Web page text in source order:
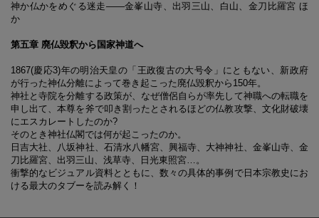
神か仏かをめぐる迷走――金峯山寺、出羽三山、白山、金刀比羅宮 ほ
か
第五章 廃仏毀釈から国家神道へ
1867(慶応3)年の明治天皇の「王政復古の大号令」にともない、新政府
が行った神仏分離によって巻き起こった廃仏毀釈から150年。
神社と寺院を分離する政策が、なぜ僧侶自らが率先して神職への転職を
申し出て、本尊を斧で叩き割ったとされるほどの仏教攻撃、文化財破壊
にエスカレートしたのか?
そのとき神社仏閣では何が起こったのか。
日吉大社、八坂神社、石清水八幡宮、興福寺、大神神社、金峯山寺、金
刀比羅宮、出羽三山、浅草寺、日光東照宮…。
衝撃的なビジュアル資料とともに、数々の具体的事例で日本宗教史にお
ける最大のタブーを読み解く！